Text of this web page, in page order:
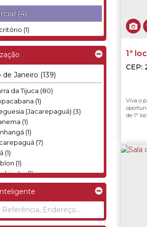
(4)
(1)
(2)
Comerciais (1)
(1)
de Janeiro (139)
da Tijuca (80)
(1)
(Jacarepaguá) (3)
(1)
(1)
(7)
(1)
(1)
(1)
dos Bandeirantes (39)
(1)
dos Reis (2)
1ª
CEP:
Viva o
de 1ª